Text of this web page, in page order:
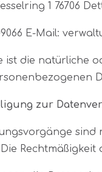
1 76706
E-Mail:
ist die natürliche
zur
sind